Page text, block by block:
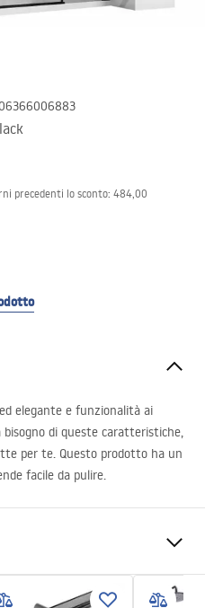
precedenti lo sconto: 484,00
elegante e funzionalità ai
di queste caratteristiche,
per te. Questo prodotto ha un
facile da pulire.